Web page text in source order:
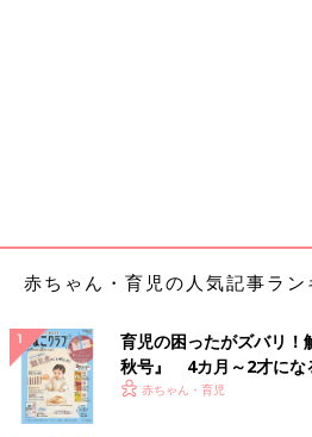
てそのキャラを描きたいから描いて
ハハァ～～～～ッ…！その通りでござ
誌って単語が出てくるたびに後ろ暗さ
赤ちゃん・育児の人気記事ラン
育児の困ったがズバリ！
秋号』 4カ月～2才にな
いっぱい！
赤ちゃん・育児